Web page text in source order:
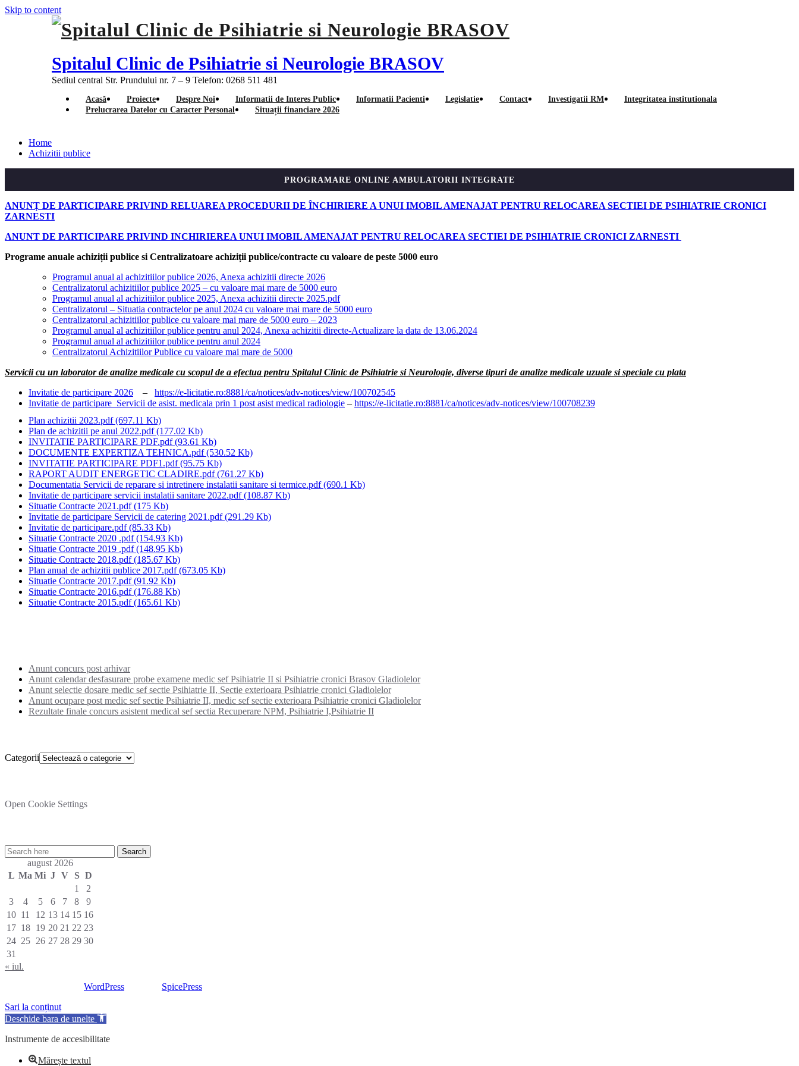
Skip to content
Spitalul Clinic de Psihiatrie si Neurologie BRASOV
Sediul central Str. Prundului nr. 7 – 9 Telefon: 0268 511 481
Acasă Proiecte Despre Noi Informatii de Interes Public Informatii Pacienti Legislatie Contact Investigatii RM
Integritatea institutionala
Prelucrarea Datelor cu Caracter Personal
Situații financiare 2026
Home
Achizitii publice
PROGRAMARE ONLINE AMBULATORII INTEGRATE
ANUNȚ DE PARTICIPARE PRIVIND RELUAREA PROCEDURII DE ÎNCHIRIERE A UNUI IMOBIL AMENAJAT PENTRU RELOCAREA SECTIEI DE PSIHIATRIE CRONICI
ZARNESTI
ANUNT DE PARTICIPARE PRIVIND INCHIRIEREA UNUI IMOBIL AMENAJAT PENTRU RELOCAREA SECTIEI DE PSIHIATRIE CRONICI ZARNESTI
Programe anuale achiziții publice si Centralizatoare achiziții publice/contracte cu valoare de peste 5000 euro
Programul anual al achizitiilor publice 2026, Anexa achizitii directe 2026
Centralizatorul achizitiilor publice 2025 – cu valoare mai mare de 5000 euro
Programul anual al achizitiilor publice 2025, Anexa achizitii directe 2025.pdf
Centralizatorul – Situatia contractelor pe anul 2024 cu valoare mai mare de 5000 euro
Centralizatorul achizitiilor publice cu valoare mai mare de 5000 euro – 2023
Programul anual al achizitiilor publice pentru anul 2024, Anexa achizitii directe-Actualizare la data de 13.06.2024
Programul anual al achizitiilor publice pentru anul 2024
Centralizatorul Achizitiilor Publice cu valoare mai mare de 5000
Servicii cu un laborator de analize medicale cu scopul de a efectua pentru Spitalul Clinic de Psihiatrie si Neurologie, diverse tipuri de analize medicale uzuale si speciale cu plata
Invitatie de participare 2026 – https://e-licitatie.ro:8881/ca/notices/adv-notices/view/100702545
Invitatie de participare_Servicii de asist. medicala prin 1 post asist medical radiologie – https://e-licitatie.ro:8881/ca/notices/adv-notices/view/100708239
Plan achizitii 2023.pdf(697.11 Kb)
Plan de achizitii pe anul 2022.pdf(177.02 Kb)
INVITATIE PARTICIPARE PDF.pdf(93.61 Kb)
DOCUMENTE EXPERTIZA TEHNICA.pdf(530.52 Kb)
INVITATIE PARTICIPARE PDF1.pdf(95.75 Kb)
RAPORT AUDIT ENERGETIC CLADIRE.pdf(761.27 Kb)
Documentatia Servicii de reparare si intretinere instalatii sanitare si termice.pdf(690.1 Kb)
Invitatie de participare servicii instalatii sanitare 2022.pdf(108.87 Kb)
Situatie Contracte 2021.pdf(175 Kb)
Invitatie de participare Servicii de catering 2021.pdf(291.29 Kb)
Invitatie de participare.pdf(85.33 Kb)
Situatie Contracte 2020 .pdf(154.93 Kb)
Situatie Contracte 2019 .pdf(148.95 Kb)
Situatie Contracte 2018.pdf(185.67 Kb)
Plan anual de achizitii publice 2017.pdf(673.05 Kb)
Situatie Contracte 2017.pdf(91.92 Kb)
Situatie Contracte 2016.pdf(176.88 Kb)
Situatie Contracte 2015.pdf(165.61 Kb)
Anunt concurs post arhivar
Anunt calendar desfasurare probe examene medic sef Psihiatrie II si Psihiatrie cronici Brasov Gladiolelor
Anunt selectie dosare medic sef sectie Psihiatrie II, Sectie exterioara Psihiatrie cronici Gladiolelor
Anunt ocupare post medic sef sectie Psihiatrie II, medic sef sectie exterioara Psihiatrie cronici Gladiolelor
Rezultate finale concurs asistent medical sef sectia Recuperare NPM, Psihiatrie I,Psihiatrie II
Categorii
Open Cookie Settings
august 2026
L Ma Mi J V S D
1
2
3
4 5 6 7 8
9
10 11 12 13 14 15 16
17 18 19 20 21 22 23
24 25 26 27 28 29 30
31
« iul.
WordPress SpicePress
Sari la conținut
Deschide bara de unelte
Instrumente de accesibilitate
Mărește textul